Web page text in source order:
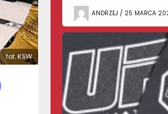
fot. KSW
ANDRZEJ / 25 MARCA